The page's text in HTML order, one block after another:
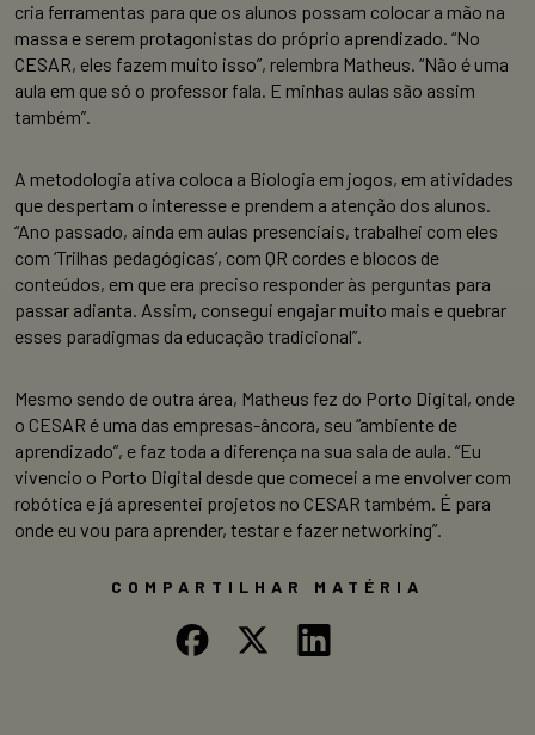
cria ferramentas para que os alunos possam colocar a mão na
massa e serem protagonistas do próprio aprendizado. “No
CESAR, eles fazem muito isso”, relembra Matheus. “Não é uma
aula em que só o professor fala. E minhas aulas são assim
também”.
A metodologia ativa coloca a Biologia em jogos, em atividades
que despertam o interesse e prendem a atenção dos alunos.
“Ano passado, ainda em aulas presenciais, trabalhei com eles
com ‘Trilhas pedagógicas’, com QR cordes e blocos de
conteúdos, em que era preciso responder às perguntas para
passar adianta. Assim, consegui engajar muito mais e quebrar
esses paradigmas da educação tradicional”.
Mesmo sendo de outra área, Matheus fez do Porto Digital, onde
o CESAR é uma das empresas-âncora, seu “ambiente de
aprendizado”, e faz toda a diferença na sua sala de aula. “Eu
vivencio o Porto Digital desde que comecei a me envolver com
robótica e já apresentei projetos no CESAR também. É para
onde eu vou para aprender, testar e fazer networking”.
COMPARTILHAR MATÉRIA